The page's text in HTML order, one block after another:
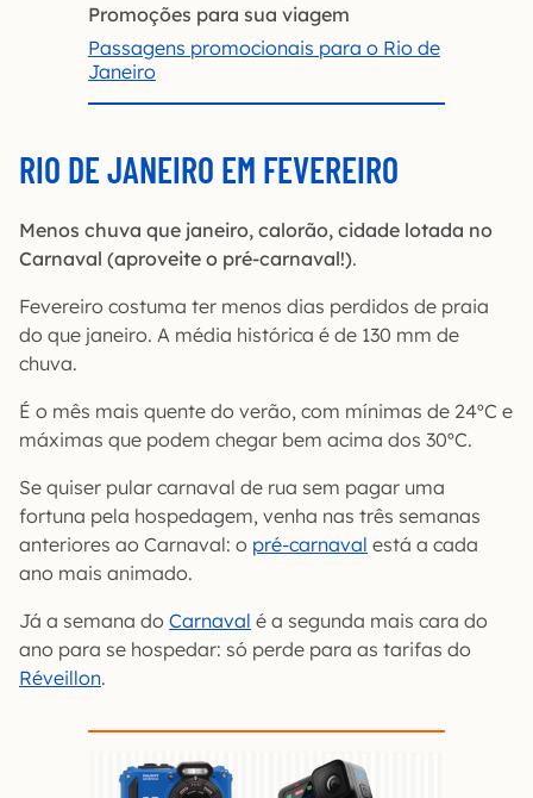
Promoções para sua viagem
Passagens promocionais para o Rio de
Janeiro
RIO DE JANEIRO EM FEVEREIRO
Menos chuva que janeiro, calorão, cidade lotada no
Carnaval (aproveite o pré-carnaval!).
Fevereiro costuma ter menos dias perdidos de praia
do que janeiro. A média histórica é de 130 mm de
chuva.
É o mês mais quente do verão, com mínimas de 24ºC e
máximas que podem chegar bem acima dos 30ºC.
Se quiser pular carnaval de rua sem pagar uma
fortuna pela hospedagem, venha nas três semanas
anteriores ao Carnaval: o pré-carnaval está a cada
ano mais animado.
Já a semana do Carnaval é a segunda mais cara do
ano para se hospedar: só perde para as tarifas do
Réveillon.